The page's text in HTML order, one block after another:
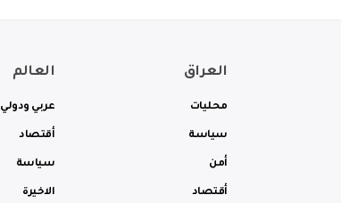
العراق
محليات
سياسة
أمن
أقتصاد
العالم
عربي ودولي
أقتصاد
سياسة
الاخيرة